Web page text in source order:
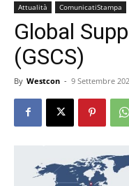
Attualità ComunicatiStampa
Global
(GSCS)
By Westcon - 9 Settembre